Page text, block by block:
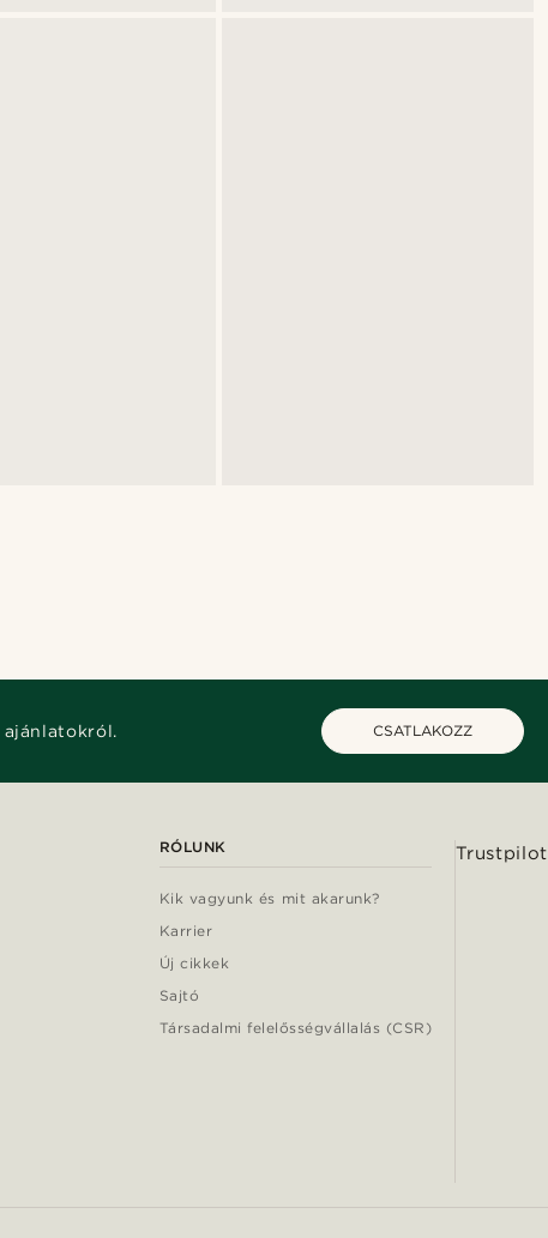
ajánlatokról. CSATLAKOZZ
RÓLUNK
Kik vagyunk és mit akarunk?
Karrier
Új cikkek
Sajtó
Társadalmi felelősségvállalás (CSR)
Trustpilot